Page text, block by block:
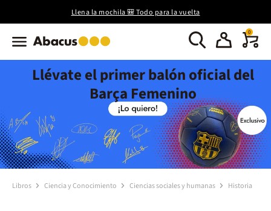
Llena la mochila 🎒 Todo para la vuelta
0
Llévate el primer balón oficial del
Barça Femenino
Libros Ciencia y Conocimiento Ciencias sociales y humanas Historia